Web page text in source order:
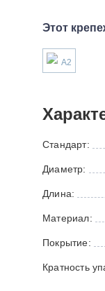
Этот
А2
Стандарт:
Диаметр:
Длина:
Материал:
Покрытие:
Кратность